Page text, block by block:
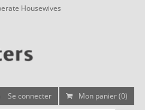
Housewives
Se connecter Mon panier (0)